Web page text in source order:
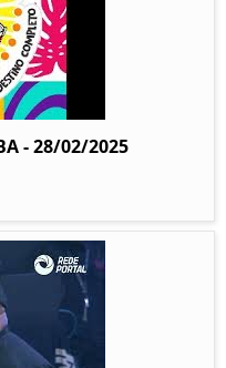
- 28/02/2025